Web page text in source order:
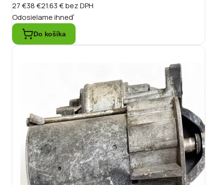
27 €38 €21.63 €bez DPH
Odosielame ihneď
Do košíka